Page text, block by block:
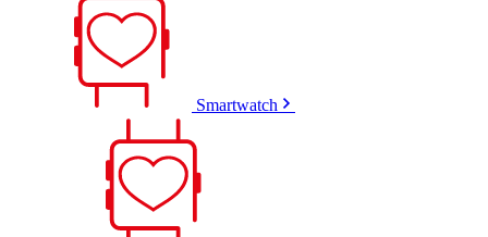
Smartwatch